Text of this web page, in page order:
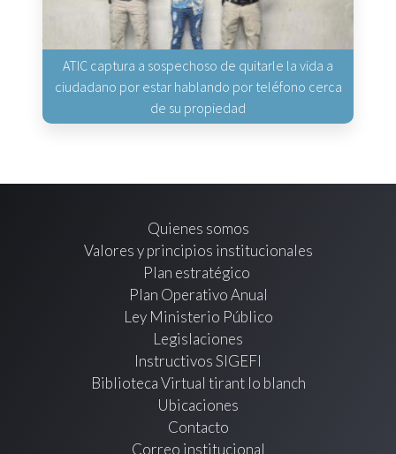
ATIC captura a sospechoso de quitarle la vida a
ciudadano por estar hablando por teléfono cerca
de su propiedad
Quienes somos
Valores y principios institucionales
Plan estratégico
Plan Operativo Anual
Ley Ministerio Público
Legislaciones
Instructivos SIGEFI
Biblioteca Virtual tirant lo blanch
Ubicaciones
Contacto
Correo institucional